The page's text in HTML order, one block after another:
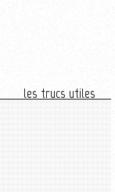
les trucs utiles